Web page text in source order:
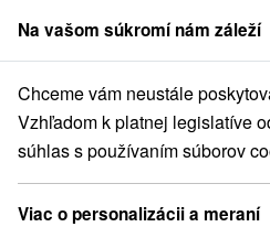
člen skupinySorger
Slovensko Žilinský kraj Habovka
Apartmán Tekelová
Habovka
Na vašom súkromí nám záleží
Chceme vám neustále
Vzhľadom k platnej legislatíve
súhlas s používaním súborov
Viac o personalizácii a meraní